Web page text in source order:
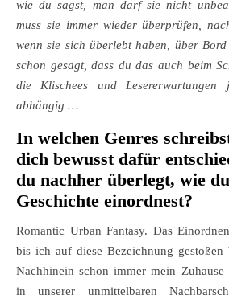
wie du sagst, man darf sie nicht
muss sie immer wieder überprüfen,
wenn sie sich überlebt haben, über
schon gesagt, dass du das auch beim
die Klischees und
abhängig …
In welchen Genres
dich bewusst dafür
du nachher überlegt, wie
Geschichte einordnest?
Romantic Urban Fantasy. Das
bis ich auf diese Bezeichnung
Nachhinein schon immer mein Zuhause
in unserer unmittelbaren